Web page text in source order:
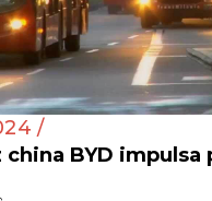
/
BYD impulsa